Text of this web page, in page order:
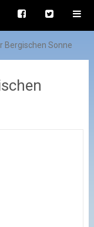
Bergischen Sonne